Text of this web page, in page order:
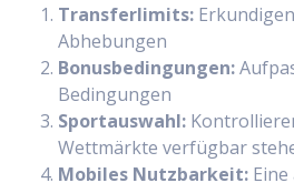
Transferlimits:
Abhebungen
Bonusbedingungen:
Bedingungen
Sportauswahl:
Wettmärkte verfügbar
Mobiles Nutzbarkeit: